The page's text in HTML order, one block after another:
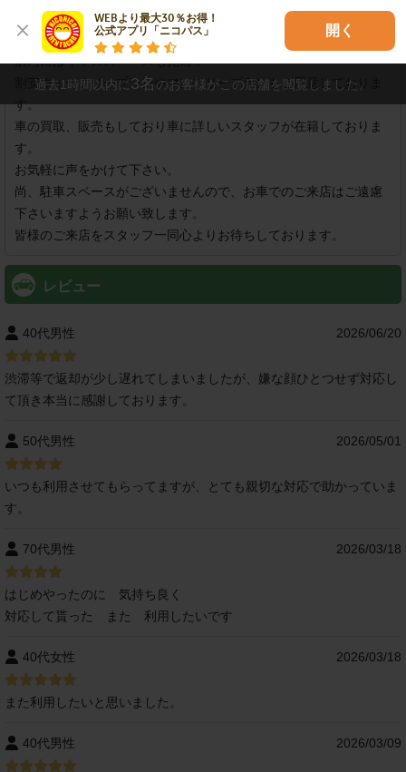
WEBより最大30％お得！
公式アプリ「ニコパス」
開く
キティちゃんが目印のユーポスです。
店内にはキッズスペースも完備！
割安ウィークリープランやマンスリープランもご用意しておりま
す。
車の買取、販売もしており車に詳しいスタッフが在籍しておりま
す。
お気軽に声をかけて下さい。
尚、駐車スペースがございませんので、お車でのご来店はご遠慮
下さいますようお願い致します。
皆様のご来店をスタッフ一同心よりお待ちしております。
レビュー
40代男性 2026/06/20
渋滞等で返却が少し遅れてしまいましたが、嫌な顔ひとつせず対応し
て頂き本当に感謝しております。
50代男性 2026/05/01
いつも利用させてもらってますが、とても親切な対応で助かっていま
す。
70代男性 2026/03/18
はじめやったのに 気持ち良く
対応して貰った また 利用したいです
40代女性 2026/03/18
また利用したいと思いました。
40代男性 2026/03/09
過去1時間以内に3名のお客様がこの店舗を閲覧しました。